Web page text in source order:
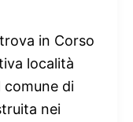
in Corso
località
comune di
nei